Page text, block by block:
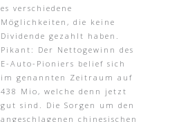
es verschiedene
Möglichkeiten, die keine
Dividende gezahlt haben.
Pikant: Der Nettogewinn des
E-Auto-Pioniers belief sich
im genannten Zeitraum auf
438 Mio, welche denn jetzt
gut sind. Die Sorgen um den
angeschlagenen chinesischen